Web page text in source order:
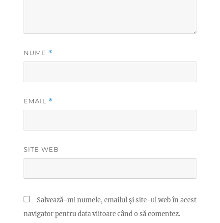
NUME *
EMAIL *
SITE WEB
Salvează-mi numele, emailul și site-ul web în acest
navigator pentru data viitoare când o să comentez.